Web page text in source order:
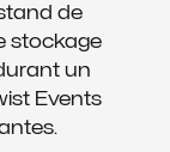
de
stockage
un
Events